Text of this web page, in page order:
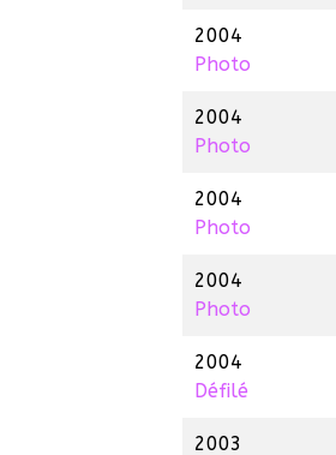
2004
Photo
2004
Photo
2004
Photo
2004
Photo
2004
Défilé
2003